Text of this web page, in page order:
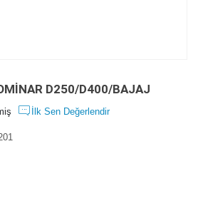
D250/D400/BAJAJ
İlk Sen Değerlendir